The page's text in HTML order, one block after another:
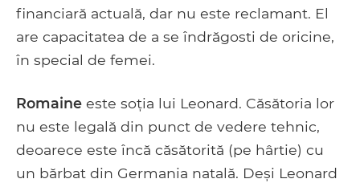
financiară actuală, dar nu este reclamant. El
are capacitatea de a se îndrăgosti de oricine,
în special de femei.
Romaine este soția lui Leonard. Căsătoria lor
nu este legală din punct de vedere tehnic,
deoarece este încă căsătorită (pe hârtie) cu
un bărbat din Germania natală. Deși Leonard